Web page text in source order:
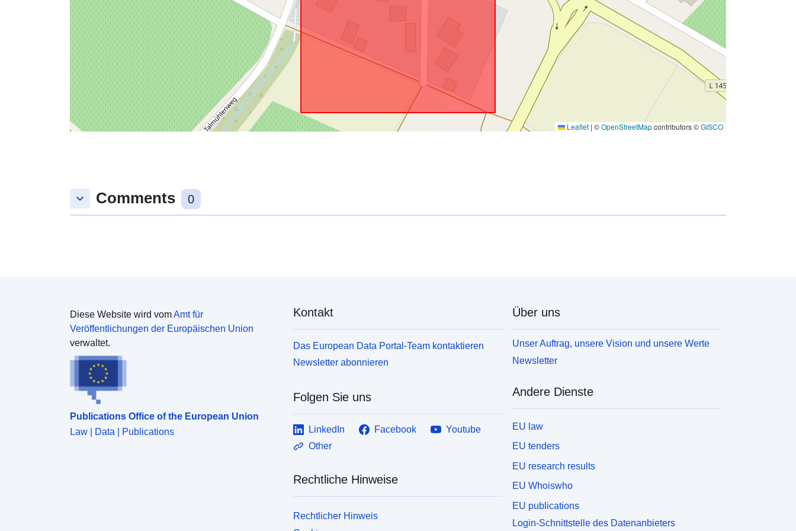
Leaflet | ©OpenStreetMapcontributors ©GISCO
keyboard_arrow_down Comments 0
Diese Website wird vomAmt für
Veröffentlichungen der Europäischen Union
verwaltet.
Publications Office of the European Union
Law | Data | Publications
Kontakt
Das European Data Portal-Team kontaktieren
Newsletter abonnieren
Folgen Sie uns
LinkedIn Facebook
Youtube
Other
Rechtliche Hinweise
Rechtlicher Hinweis
Über uns
Unser Auftrag, unsere Vision und unsere Werte
Newsletter
Andere Dienste
EU law
EU tenders
EU research results
EU Whoiswho
EU publications
Login-Schnittstelle des Datenanbieters